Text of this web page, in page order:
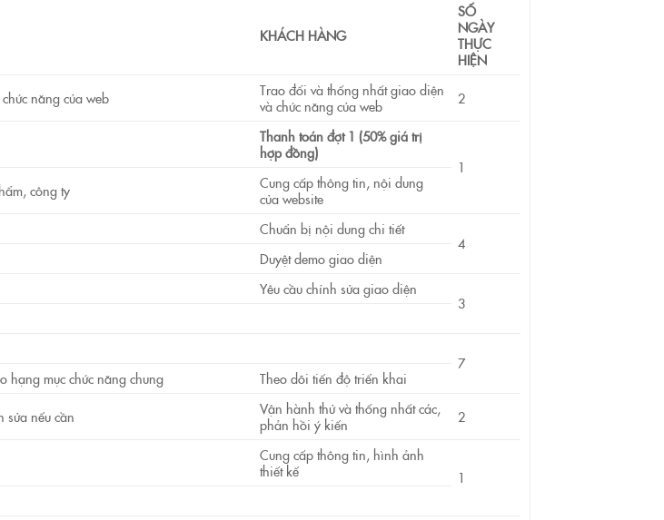
KHÁCH HÀNG
SỐ
NGÀY
THỰC
HIỆN
năng của web
Trao đổi và thống nhất giao diện
và chức năng của web
2
Thanh toán đợt 1(50% giá trị
hợp đồng)
1
công ty
Cung cấp thông tin, nội dung
của website
Chuẩn bị nội dung chi tiết
4
Duyệt demo giao diện
Yêu cầu chỉnh sửa giao diện
3
7
hạng mục chức năng chung
Theo dõi tiến độ triển khai
sửa nếu cần
Vận hành thử và thống nhất các,
phản hồi ý kiến
2
Cung cấp thông tin, hình ảnh
thiết kế
1